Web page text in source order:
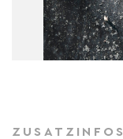
ZUSATZINFOS